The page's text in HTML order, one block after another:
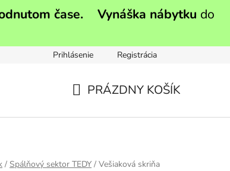
čase. Vynáška nábytku do
Prihlásenie Registrácia
PRÁZDNY KOŠÍK
/ Spálňový sektor TEDY / Vešiaková skriňa